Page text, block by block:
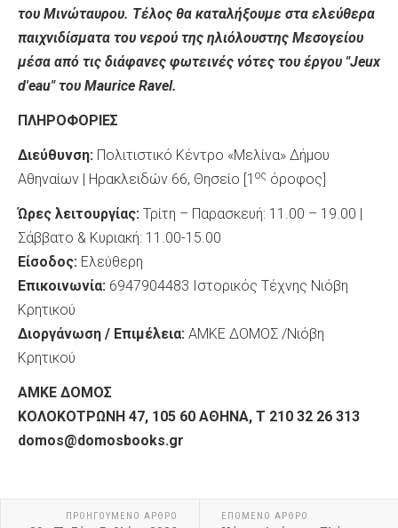
του Μινώταυρου. Τέλος θα καταλήξουμε στα ελεύθερα
παιχνιδίσματα του νερού της ηλιόλουστης Μεσογείου
μέσα από τις διάφανες φωτεινές νότες του έργου "Jeux
d'eau" του Maurice Ravel.
ΠΛΗΡΟΦΟΡΙΕΣ
Διεύθυνση: Πολιτιστικό Κέντρο «Μελίνα» Δήμου
Αθηναίων | Ηρακλειδών 66, Θησείο [1 ος όροφος]
Ώρες λειτουργίας: Τρίτη – Παρασκευή: 11.00 – 19.00 |
Σάββατο & Κυριακή: 11.00-15.00
Είσοδος: Ελεύθερη
Επικοινωνία: 6947904483 Ιστορικός Τέχνης Νιόβη
Κρητικού
Διοργάνωση / Επιμέλεια: ΑΜΚΕ ΔΟΜΟΣ /Νιόβη
Κρητικού
ΑΜΚΕ ΔΟΜΟΣ
ΚΟΛΟΚΟΤΡΩΝΗ 47, 105 60 ΑΘΗΝΑ, Τ 210 32 26 313
domos@domosbooks.gr
ΠΡΟΗΓΟΎΜΕΝΟ ΆΡΘΡΟ ΕΠΌΜΕΝΟ ΆΡΘΡΟ